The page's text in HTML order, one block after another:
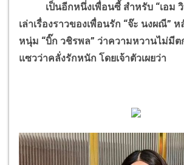
เป็นอีกหนึ่งเพื่อนซี้ สำหรับ “เอม
เล่าเรื่องราวของเพื่อนรัก “จ๊ะ นงผณี”
หนุ่ม “บิ๊ก วชิรพล” ว่าความหวานไม่มีต
แซวว่าคลั่งรักหนัก โดยเจ้าตัวเผยว่า